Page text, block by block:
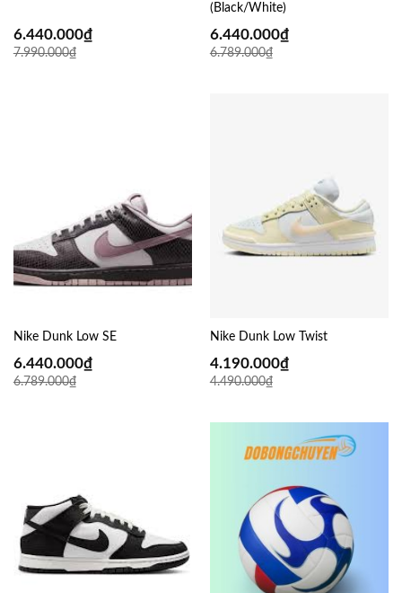
7.990.000₫
6.440.000₫
(Black/White)
6.789.000₫
6.440.000₫
Nike Dunk Low SE
6.789.000₫
6.440.000₫
Nike Dunk Low Twist
4.490.000₫
4.190.000₫